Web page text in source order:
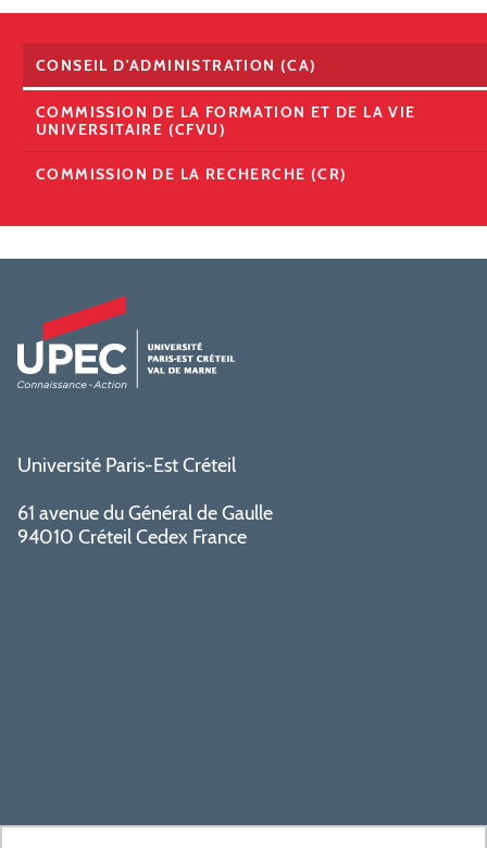
CONSEIL D'ADMINISTRATION (CA)
COMMISSION DE LA FORMATION ET DE LA VIE
UNIVERSITAIRE (CFVU)
COMMISSION DE LA RECHERCHE (CR)
Université Paris-Est Créteil
61 avenue du Général de Gaulle
94010 Créteil Cedex France